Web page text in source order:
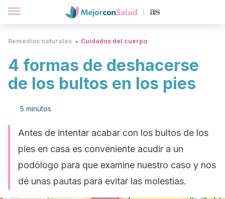
Remedios naturales Cuidados del cuerpo
4 formas de deshacerse
de los bultos en los pies
5 minutos
Antes de intentar acabar con los bultos de los
pies en casa es conveniente acudir a un
podólogo para que examine nuestro caso y nos
dé unas pautas para evitar las molestias.